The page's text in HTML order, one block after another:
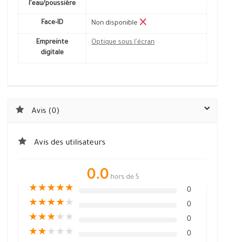
l'eau/poussière
Face-ID Non disponible
Empreinte
digitale
Optique sous l'écran
Avis (0)
Avis des utilisateurs
0.0 hors de 5
★★★★★ 0
★★★★★ 0
★★★★ ★ 0
★★★ ★ ★ 0